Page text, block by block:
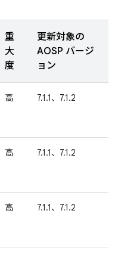
重
大
度
更新対象の
AOSP バージ
ョン
高 7.1.1、7.1.2
高 7.1.1、7.1.2
高 7.1.1、7.1.2